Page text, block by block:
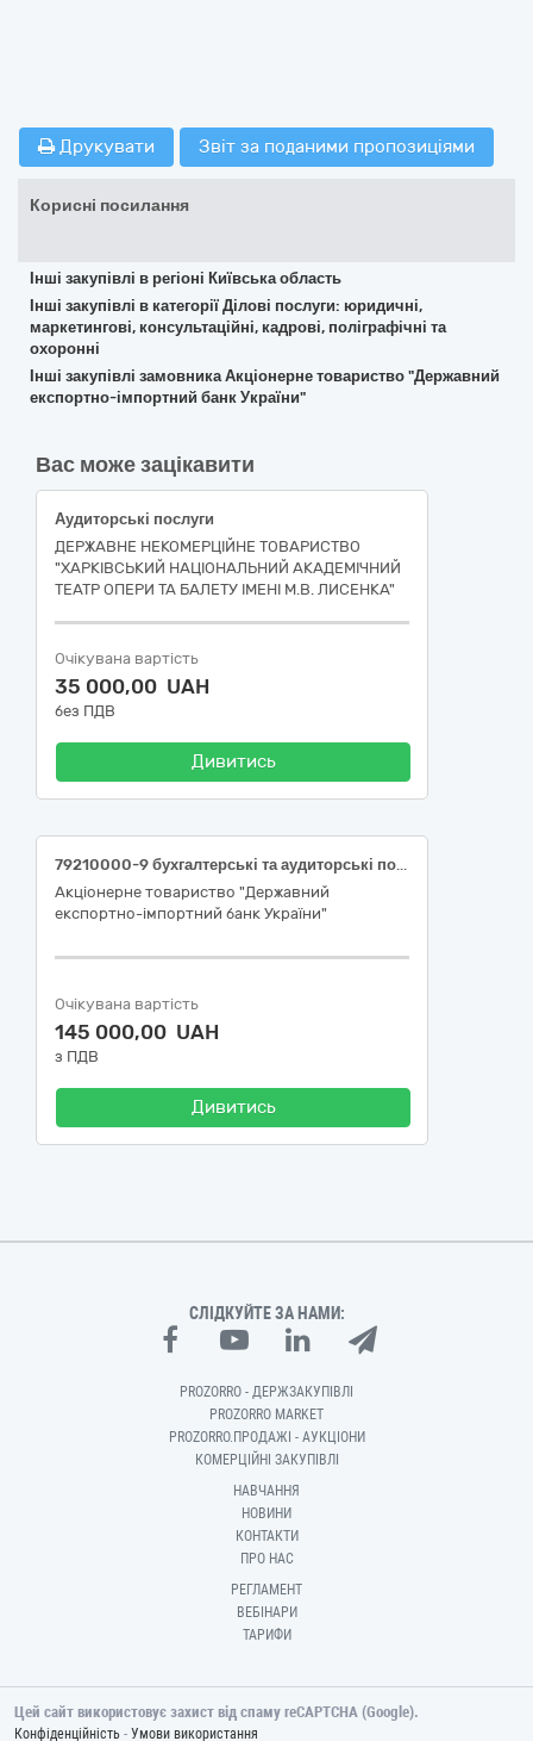
Друкувати Звіт за поданими пропозиціями
Корисні посилання
Інші закупівлі в регіоні Київська область
Інші закупівлі в категорії Ділові послуги: юридичні,
маркетингові, консультаційні, кадрові, поліграфічні та
охоронні
Інші закупівлі замовника Акціонерне товариство "Державний
експортно-імпортний банк України"
Вас може зацікавити
Аудиторські послуги
ДЕРЖАВНЕ НЕКОМЕРЦІЙНЕ ТОВАРИСТВО
"ХАРКІВСЬКИЙ НАЦІОНАЛЬНИЙ АКАДЕМІЧНИЙ
ТЕАТР ОПЕРИ ТА БАЛЕТУ ІМЕНІ М.В. ЛИСЕНКА"
Очікувана вартість
35 000,00 UAH
без ПДВ
Дивитись
79210000-9 бухгалтерські та аудиторські послуги (інформаційно-консультаційні послуги з проведення зовнішнього оцінювання кібербезпеки компонентів інформаційної інфраструктури Замовника, пов’язаних із забезпеченням функціонування міжнародної міжбанківської системи SWIFT)
Акціонерне товариство "Державний
експортно-імпортний банк України"
Очікувана вартість
145 000,00 UAH
з ПДВ
Дивитись
СЛІДКУЙТЕ ЗА НАМИ:
PROZORRO - ДЕРЖЗАКУПІВЛІ
PROZORRO MARKET
PROZORRO.ПРОДАЖІ - АУКЦІОНИ
КОМЕРЦІЙНІ ЗАКУПІВЛІ
НАВЧАННЯ
НОВИНИ
КОНТАКТИ
ПРО НАС
РЕГЛАМЕНТ
ВЕБІНАРИ
ТАРИФИ
Цей сайт використовує захист від спаму reCAPTCHA (Google).
Конфіденційність - Умови використання